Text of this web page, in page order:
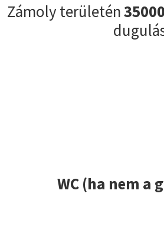
Zámoly területén
WC (ha nem a